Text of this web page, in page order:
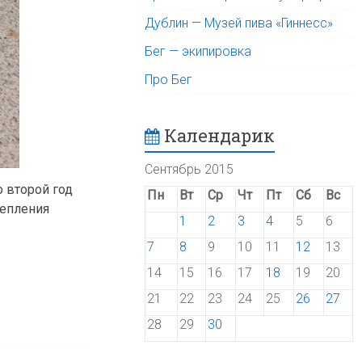
второй год
Дублин — Музей пива «Гиннесс»
Бег — экипировка
Про Бег
Календарик
Сентябрь 2015
Пн
Вт Ср Чт Пт Сб
Вс
1
2 3 4 5
6
7
8 9 10 11 12
13
14
15 16 17 18 19
20
21
22 23 24 25 26
27
28
29 30